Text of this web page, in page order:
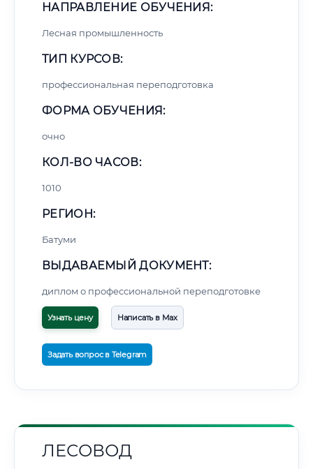
НАПРАВЛЕНИЕ ОБУЧЕНИЯ:
Лесная промышленность
ТИП КУРСОВ:
профессиональная переподготовка
ФОРМА ОБУЧЕНИЯ:
очно
КОЛ-ВО ЧАСОВ:
1010
РЕГИОН:
Батуми
ВЫДАВАЕМЫЙ ДОКУМЕНТ:
диплом о профессиональной переподготовке
Узнать цену Написать в Max
Задать вопрос в Telegram
ЛЕСОВОД